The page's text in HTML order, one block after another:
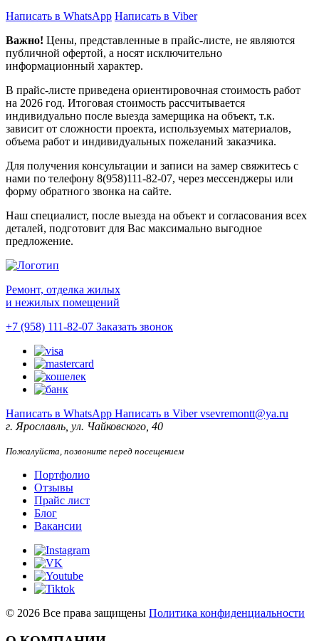
Написать в WhatsApp Написать в Viber
Важно! Цены, представленные в прайс-листе, не являются
публичной офертой, а носят исключительно
информационный характер.
В прайс-листе приведена ориентировочная стоимость работ
на 2026 год. Итоговая стоимость рассчитывается
индивидуально после выезда замерщика на объект, т.к.
зависит от сложности проекта, используемых материалов,
объема работ и индивидуальных пожеланий заказчика.
Для получения консультации и записи на замер свяжитесь с
нами по телефону 8(958)111-82-07, через мессенджеры или
форму обратного звонка на сайте.
Наш специалист, после выезда на объект и согласования всех
деталей, подготовит для Вас максимально выгодное
предложение.
Ремонт, отделка жилых
и нежилых помещений
+7 (958) 111-82-07 Заказать звонок
Написать в WhatsApp Написать в Vibervsevremontt@ya.ru
г. Ярославль, ул. Чайковского, 40
Пожалуйста, позвоните перед посещением
Портфолио
Отзывы
Прайс лист
Блог
Вакансии
© 2026 Все права защищены Политика конфиденциальности